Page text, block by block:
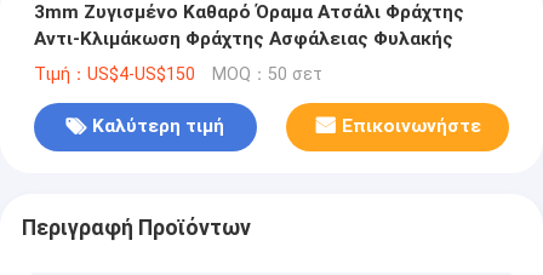
3mm Ζυγισμένο Καθαρό Όραμα Ατσάλι Φράχτης
Αντι-Κλιμάκωση Φράχτης Ασφάλειας Φυλακής
Τιμή：US$4-US$150 MOQ：50 σετ
Καλύτερη τιμή Επικοινωνήστε
Περιγραφή Προϊόντων